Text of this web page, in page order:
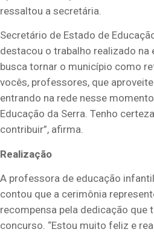
ressaltou a secretária.
Secretário de Estado de
destacou o trabalho realizado na
busca tornar o município como
vocês, professores, que
entrando na rede nesse
Educação da Serra. Tenho
contribuir”, afirma.
Realização
A professora de educação
contou que a cerimônia
recompensa pela dedicação que
concurso. “Estou muito feliz e